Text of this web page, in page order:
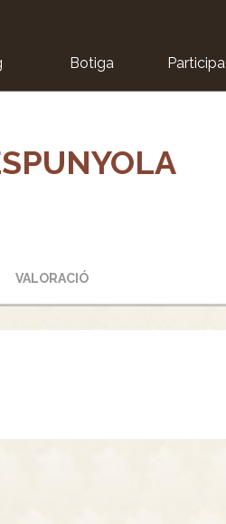
Botiga Participa
VALORACIÓ